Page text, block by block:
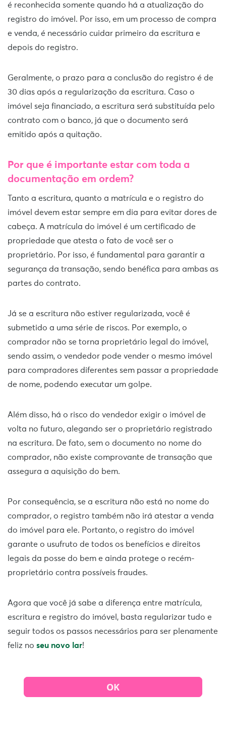
é reconhecida somente quando há a atualização do
registro do imóvel. Por isso, em um processo de compra
e venda, é necessário cuidar primeiro da escritura e
depois do registro.
Geralmente, o prazo para a conclusão do registro é de
30 dias após a regularização da escritura. Caso o
imóvel seja financiado, a escritura será substituída pelo
contrato com o banco, já que o documento será
emitido após a quitação.
Por que é importante estar com toda a
documentação em ordem?
Tanto a escritura, quanto a matrícula e o registro do
imóvel devem estar sempre em dia para evitar dores de
cabeça. A matrícula do imóvel é um certificado de
propriedade que atesta o fato de você ser o
proprietário. Por isso, é fundamental para garantir a
segurança da transação, sendo benéfica para ambas as
partes do contrato.
Já se a escritura não estiver regularizada, você é
submetido a uma série de riscos. Por exemplo, o
comprador não se torna proprietário legal do imóvel,
sendo assim, o vendedor pode vender o mesmo imóvel
para compradores diferentes sem passar a propriedade
de nome, podendo executar um golpe.
Além disso, há o risco do vendedor exigir o imóvel de
volta no futuro, alegando ser o proprietário registrado
na escritura. De fato, sem o documento no nome do
comprador, não existe comprovante de transação que
assegura a aquisição do bem.
Por consequência, se a escritura não está no nome do
comprador, o registro também não irá atestar a venda
do imóvel para ele. Portanto, o registro do imóvel
garante o usufruto de todos os benefícios e direitos
legais da posse do bem e ainda protege o recém-
proprietário contra possíveis fraudes.
Agora que você já sabe a diferença entre matrícula,
escritura e registro do imóvel, basta regularizar tudo e
seguir todos os passos necessários para ser plenamente
feliz no seu novo lar!